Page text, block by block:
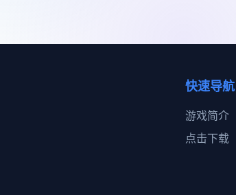
快速导航
游戏简介
点击下载